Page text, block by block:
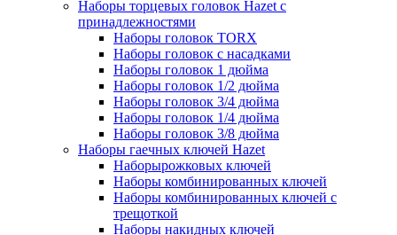
Наборы торцевых головок Hazet с
принадлежностями
Наборы головок TORX
Наборы головок с насадками
Наборы головок 1 дюйма
Наборы головок 1/2 дюйма
Наборы головок 3/4 дюйма
Наборы головок 1/4 дюйма
Наборы головок 3/8 дюйма
Наборы гаечных ключей Hazet
Наборырожковых ключей
Наборы комбинированных ключей
Наборы комбинированных ключей с
трещоткой
Наборы накидных ключей